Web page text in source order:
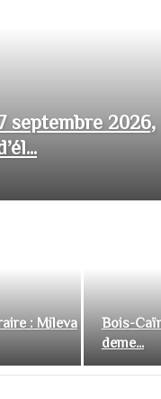
septembre 2026,
: Mileva
Bois-
deme...